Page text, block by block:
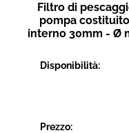
Filtro di
pompa
interno 30mm - Ø
Disponibilità:
Prezzo: